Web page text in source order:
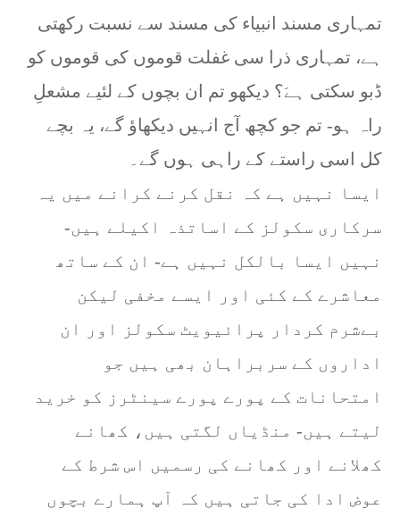
تمہاری مسند انبیاء کی مسند سے نسبت رکھتی
ہے، تمہاری ذرا سی غفلت قوموں کی قوموں کو
ڈبو سکتی ہےَ؟ دیکھو تم ان بچوں کے لئیے مشعلِ
راہ ہو- تم جو کچھ آج انہیں دیکھاؤ گے، یہ بچے
کل اسی راستے کے راہی ہوں گے۔
ایسا نہیں ہے کہ نقل کرنے کرانے میں یہ
سرکاری سکولز کے اساتذہ اکیلے ہیں-
نہیں ایسا بالکل نہیں ہے- ان کے ساتھ
معاشرے کے کئی اور ایسے مخفی لیکن
بےشرم کردار پرائیویٹ سکولز اور ان
اداروں کے سربراہان بھی ہیں جو
امتحانات کے پورے پورے سینٹرز کو خرید
لیتے ہیں- منڈیاں لگتی ہیں، کھانے
کھلانے اور کھانے کی رسمیں اس شرط کے
عوض ادا کی جاتی ہیں کہ آپ ہمارے بچوں